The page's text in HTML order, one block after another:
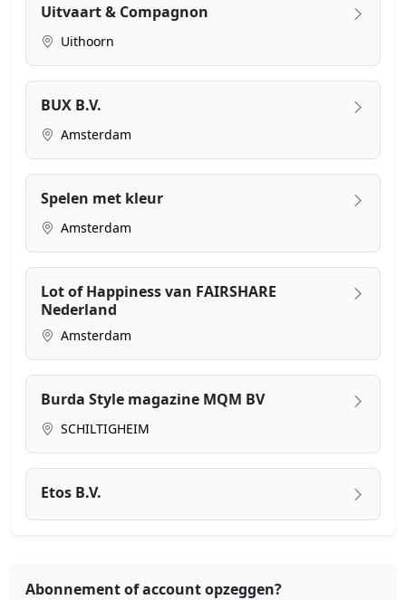
Uitvaart & Compagnon
Uithoorn
BUX B.V.
Amsterdam
Spelen met kleur
Amsterdam
Lot of Happiness van FAIRSHARE
Nederland
Amsterdam
Burda Style magazine MQM BV
SCHILTIGHEIM
Etos B.V.
Abonnement of account opzeggen?